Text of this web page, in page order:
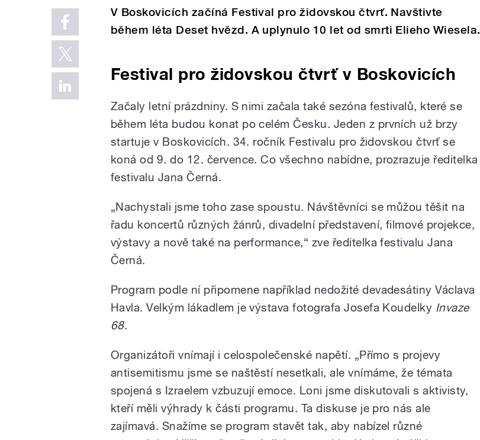
V Boskovicích začíná Festival pro židovskou čtvrť. Navštivte
během léta Deset hvězd. A uplynulo 10 let od smrti Elieho Wiesela.
Festival pro židovskou čtvrť v Boskovicích
Začaly letní prázdniny. S nimi začala také sezóna festivalů, které se
během léta budou konat po celém Česku. Jeden z prvních už brzy
startuje v Boskovicích. 34. ročník Festivalu pro židovskou čtvrť se
koná od 9. do 12. července. Co všechno nabídne, prozrazuje ředitelka
festivalu Jana Černá.
„Nachystali jsme toho zase spoustu. Návštěvníci se můžou těšit na
řadu koncertů různých žánrů, divadelní představení, filmové projekce,
výstavy a nově také na performance,“ zve ředitelka festivalu Jana
Černá.
Program podle ní připomene například nedožité devadesátiny Václava
Havla. Velkým lákadlem je výstava fotografa Josefa Koudelky Invaze
68.
Organizátoři vnímají i celospolečenské napětí. „Přímo s projevy
antisemitismu jsme se naštěstí nesetkali, ale vnímáme, že témata
spojená s Izraelem vzbuzují emoce. Loni jsme diskutovali s aktivisty,
kteří měli výhrady k části programu. Ta diskuse je pro nás ale
zajímavá. Snažíme se program stavět tak, aby nabízel různé